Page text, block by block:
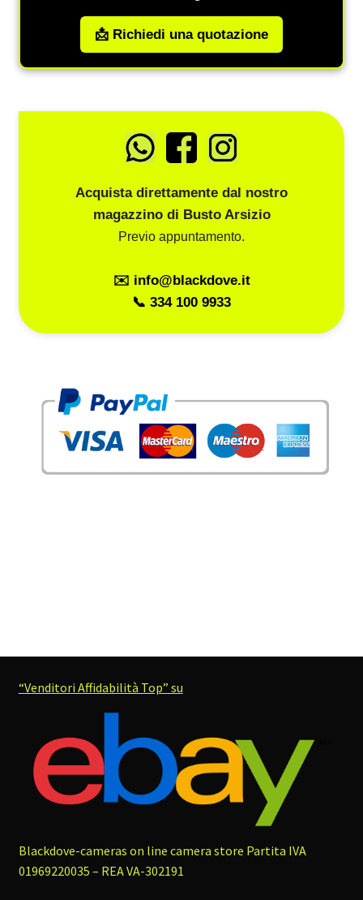
📩 Richiedi una quotazione
Acquista direttamente dal nostro
magazzino di Busto Arsizio
Previo appuntamento.
✉️ info@blackdove.it
📞 334 100 9933
“Venditori Affidabilità Top” su
Blackdove-cameras on line camera store Partita IVA
01969220035 – REA VA-302191